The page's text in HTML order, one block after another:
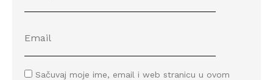
Sačuvaj moje ime, email i web stranicu u ovom